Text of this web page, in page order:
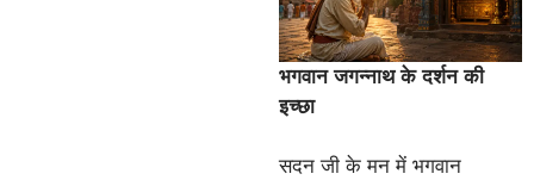
भगवान जगन्नाथ के दर्शन की
इच्छा
सदन जी के मन में भगवान